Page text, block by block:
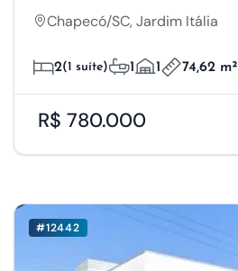
Chapecó/SC, Jardim Itália
2(1 suíte) 1 1 74,62 m²
R$ 780.000
#12442